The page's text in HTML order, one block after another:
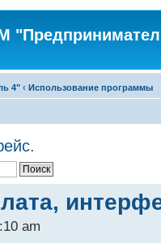
4" ‹ Использование программы
am